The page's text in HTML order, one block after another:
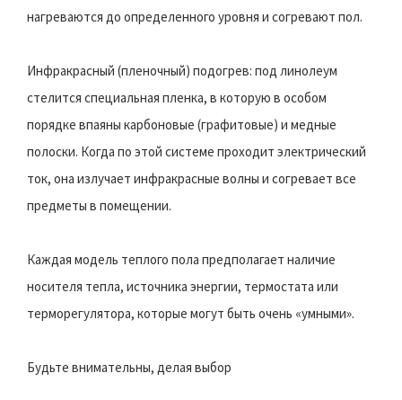
нагреваются до определенного уровня и согревают пол.
Инфракрасный (пленочный) подогрев: под линолеум
стелится специальная пленка, в которую в особом
порядке впаяны карбоновые (графитовые) и медные
полоски. Когда по этой системе проходит электрический
ток, она излучает инфракрасные волны и согревает все
предметы в помещении.
Каждая модель теплого пола предполагает наличие
носителя тепла, источника энергии, термостата или
терморегулятора, которые могут быть очень «умными».
Будьте внимательны, делая выбор